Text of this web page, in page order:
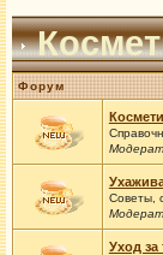
Форум
Советы,
Уход за